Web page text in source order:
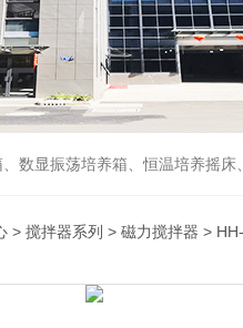
数显振荡培养箱、恒温培养摇
> 搅拌器系列 > 磁力搅拌器 >